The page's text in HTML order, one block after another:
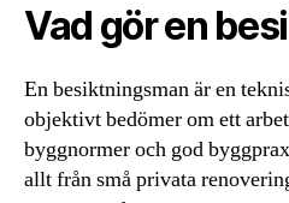
Vad gör en
En besiktningsman är en
objektivt bedömer om ett
byggnormer och god
allt från små privata